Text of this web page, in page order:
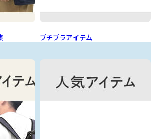
プチプラアイテム